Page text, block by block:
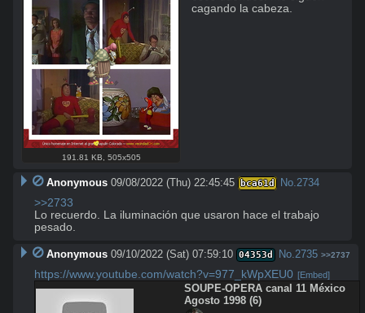
191.81 KB 505x505
cagando la cabeza.
Anonymous 09/08/2022 (Thu) 22:45:45 bca61d No.2734
>>2733
Lo recuerdo. La iluminación que usaron hace el trabajo
pesado.
Anonymous 09/10/2022 (Sat) 07:59:10 04353d No.2735 >>2737
https://www.youtube.com/watch?v=977_kWpXEU0 [Embed]
SOUPE-OPERA canal 11 México
Agosto 1998 (6)